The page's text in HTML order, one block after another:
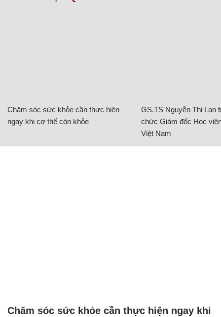
Chăm sóc sức khỏe cần thực hiện
ngay khi cơ thể còn khỏe
GS.TS Nguyễn Thị Lan
chức Giám đốc Học
Việt Nam
Chăm sóc sức khỏe cần thực hiện ngay khi